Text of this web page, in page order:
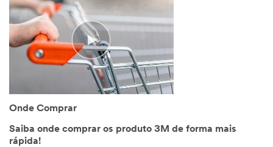
Onde Comprar
Saiba onde comprar os produto 3M de forma mais
rápida!